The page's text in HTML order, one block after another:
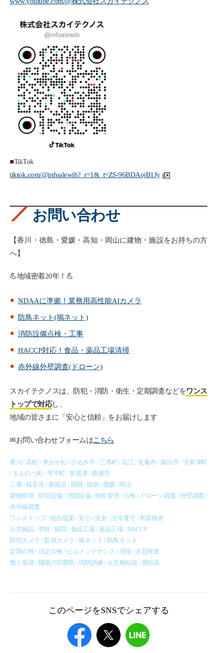
■TikTok
tiktok.com/@infoalewib?_r=1&_t=ZS-96BDAojB1Jy
お問い合わせ
【香川・徳島・愛媛・高知・岡山に建物・施設をお持ちの方
へ】
💪地域密着20年！💪
NDAAに準拠！業務用高性能AIカメラ
防鳥ネット(鳩ネット)
消防設備点検・工事
HACCP対応！食品・薬品工場清掃
赤外線外壁調査(ドローン)
スカイテクノスは、防犯・消防・衛生・定期調査などをワンス
トップで対応し、
地域の皆さまに「安心と信頼」をお届けします
✉お問い合わせフォームはこちら
香川 / 高松 / 東かがわ / さぬき市 / 三木町 / 塩江 / 丸亀市 / 坂出市 / 宇多津町
/ まんのう町 / 琴平町 / 多度津 / 善通寺
三豊 / 観音寺 / 新居浜 / 四国 / 徳島 / 愛媛 / 岡山
建物管理 / 防犯設備 / 消防設備 / 衛生管理 / 点検 / ドローン調査 / 外壁調査 /
赤外線調査
ワンストップ / 総合提案 / 安心 / 安全 / 法令遵守 / 有資格者
公共施設 / 学校 / 病院 / 食品工場 / 薬品工場 / HACCP
防犯カメラ / 監視カメラ / 鳩ネット / 防鳥ネット
定期点検 / 法定点検 / ビルメンテナンス / 清掃 / 水質検査
働く環境 / 職場の雰囲気 / 消防訓練 / 火災報知器 / 感知器
このページをSNSでシェアする